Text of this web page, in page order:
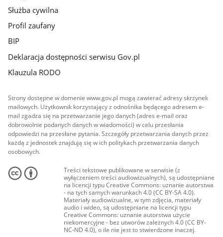
Służba cywilna
Profil zaufany
BIP
Deklaracja dostępności serwisu Gov.pl
Klauzula RODO
Strony dostępne w domenie www.gov.pl mogą zawierać adresy skrzynek
mailowych. Użytkownik korzystający z odnośnika będącego adresem e-
mail zgadza się na przetwarzanie jego danych (adres e-mail oraz
dobrowolnie podanych danych w wiadomości) w celu przesłania
odpowiedzi na przesłane pytania. Szczegóły przetwarzania danych przez
każdą z jednostek znajdują się w ich politykach przetwarzania danych
osobowych.
Treści tekstowe publikowane w serwisie (z
wyłączeniem treści audiowizualnych), są udostępniane
na licencji typu Creative Commons: uznanie autorstwa
- na tych samych warunkach 4.0 (CC BY-SA 4.0).
Materiały audiowizualne, w tym zdjęcia, materiały
audio i wideo, są udostępniane na licencji typu
Creative Commons: uznanie autorstwa użycie
niekomercyjne - bez utworów zależnych 4.0 (CC BY-
NC-ND 4.0), o ile nie jest to stwierdzone inaczej.